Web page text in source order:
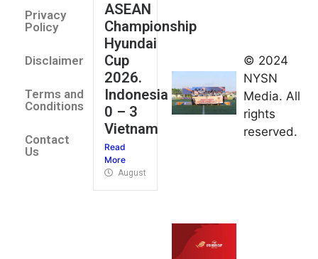
Privacy
Policy
Disclaimer
Terms and
Conditions
Contact
Us
ASEAN
Championship
Hyundai
Cup
2026.
Indonesia
0 – 3
Vietnam
Read
More
August 4, 2026
umum
Kejurnas
Panahan
Junior di
Kudus
© 2024
NYSN
Media. All
rights
reserved.